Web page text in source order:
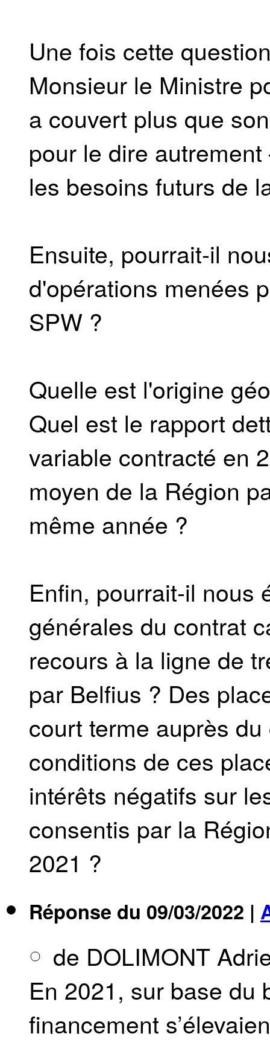
Une fois cette
Monsieur le Ministre
a couvert plus que
pour le dire
les besoins futurs de
Ensuite, pourrait-il
d'opérations menées
SPW ?
Quelle est l'origine
Quel est le rapport
variable contracté en
moyen de la Région
même année ?
Enfin, pourrait-il nous
générales du contrat
recours à la ligne de
par Belfius ? Des
court terme auprès
conditions de ces
intérêts négatifs sur
consentis par la
2021 ?
Réponse du 09/03/2022 |
de DOLIMONT
En 2021, sur base du
financement